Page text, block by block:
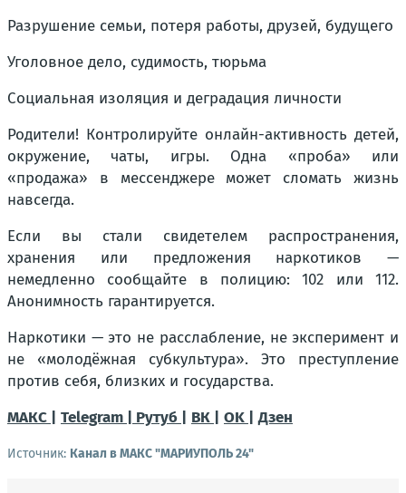
Разрушение семьи, потеря работы, друзей, будущего
Уголовное дело, судимость, тюрьма
Социальная изоляция и деградация личности
Родители! Контролируйте онлайн-активность детей,
окружение, чаты, игры. Одна «проба» или
«продажа» в мессенджере может сломать жизнь
навсегда.
Если вы стали свидетелем распространения,
хранения или предложения наркотиков —
немедленно сообщайте в полицию: 102 или 112.
Анонимность гарантируется.
Наркотики — это не расслабление, не эксперимент и
не «молодёжная субкультура». Это преступление
против себя, близких и государства.
МАКС | Telegram | Рутуб | ВК | OK | Дзен
Источник: Канал в МАКС "МАРИУПОЛЬ 24"